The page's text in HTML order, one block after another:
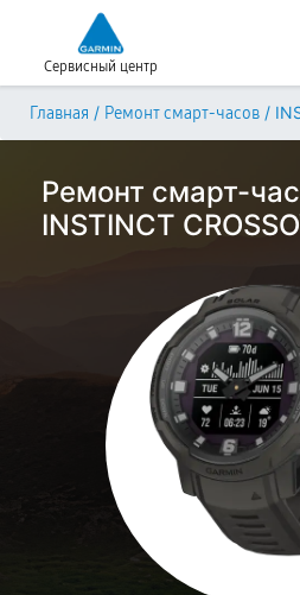
Сервисный центр
Главная / Ремонт смарт-часов /
Ремонт смарт-
INSTINCT